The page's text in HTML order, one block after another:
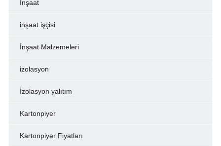
İnşaat
inşaat işçisi
İnşaat Malzemeleri
izolasyon
İzolasyon yalıtım
Kartonpiyer
Kartonpiyer Fiyatları